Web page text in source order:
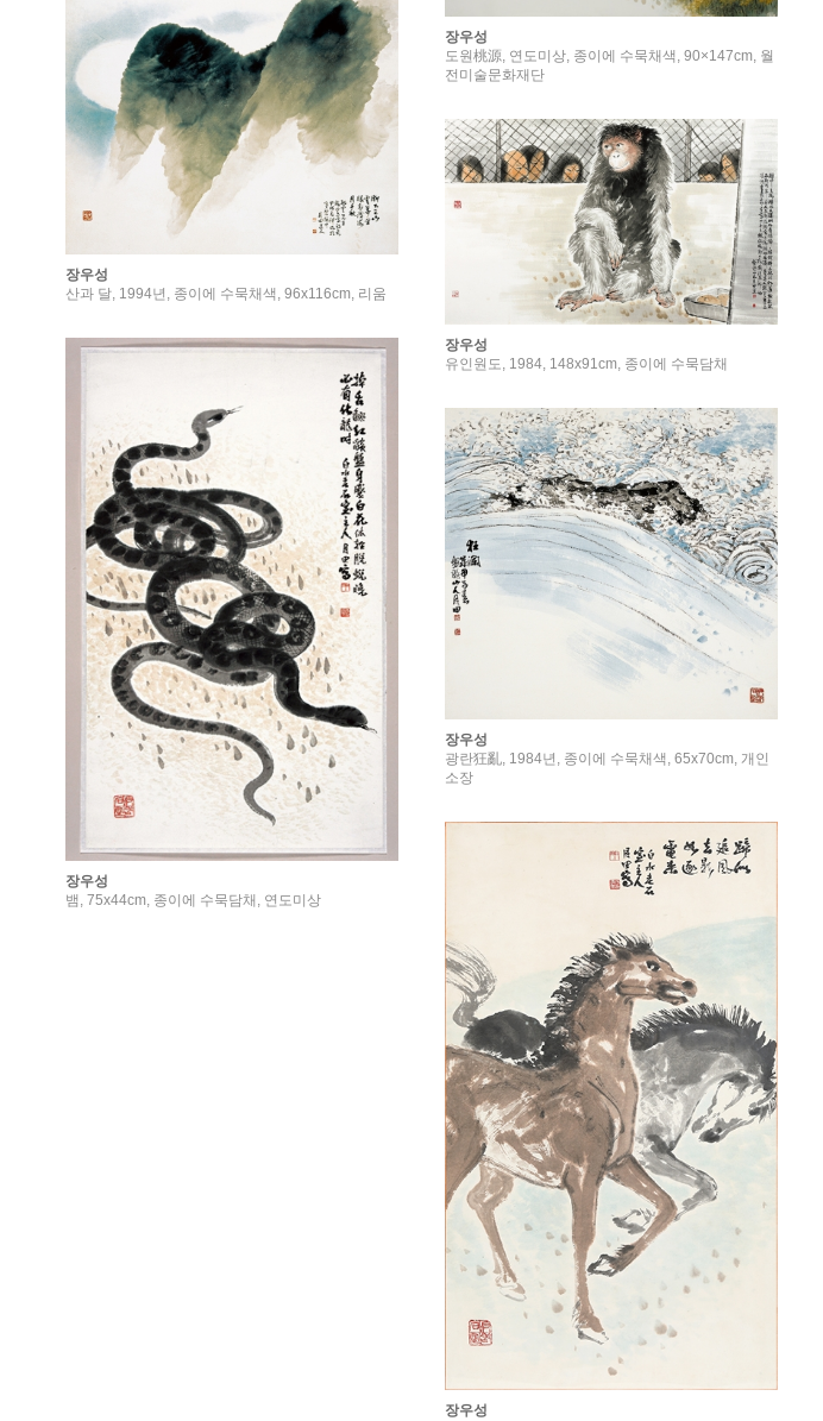
장우성
도원桃源, 연도미상, 종이에 수묵채색, 90×147cm, 월
전미술문화재단
장우성
산과 달, 1994년, 종이에 수묵채색, 96x116cm, 리움
장우성
유인원도, 1984, 148x91cm, 종이에 수묵담채
장우성
뱀, 75x44cm, 종이에 수묵담채, 연도미상
장우성
광란狂亂, 1984년, 종이에 수묵채색, 65x70cm, 개인
소장
장우성